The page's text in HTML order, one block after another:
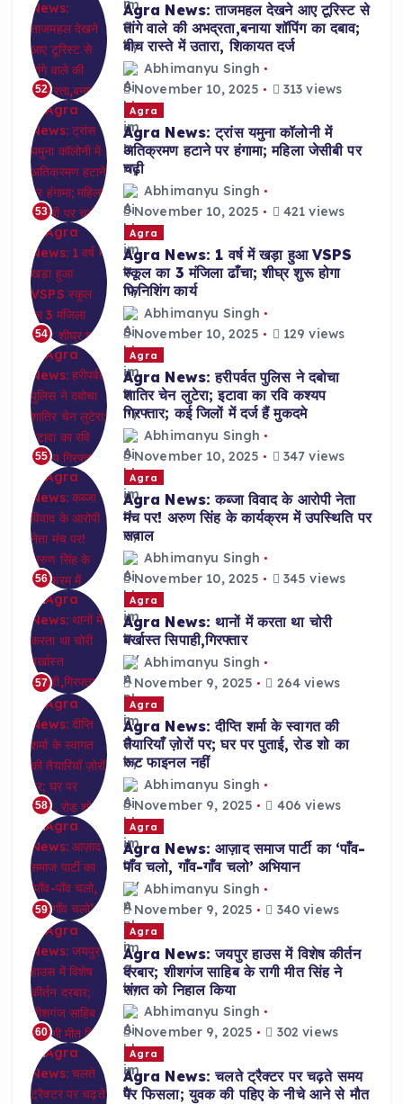
52
Agra News: ताजमहल देखने आए टूरिस्ट से
तांगे वाले की अभद्रता,बनाया शॉपिंग का दबाव;
बीच रास्ते में उतारा, शिकायत दर्ज
Abhimanyu Singh
November 10, 2025
313 views
53
Agra
Agra News: ट्रांस यमुना कॉलोनी में
अतिक्रमण हटाने पर हंगामा; महिला जेसीबी पर
चढ़ी
Abhimanyu Singh
November 10, 2025
421 views
54
Agra
Agra News: 1 वर्ष में खड़ा हुआ VSPS
स्कूल का 3 मंजिला ढाँचा; शीघ्र शुरू होगा
फिनिशिंग कार्य
Abhimanyu Singh
November 10, 2025
129 views
55
Agra
Agra News: हरीपर्वत पुलिस ने दबोचा
शातिर चेन लुटेरा; इटावा का रवि कश्यप
गिरफ्तार; कई जिलों में दर्ज हैं मुकदमे
Abhimanyu Singh
November 10, 2025
347 views
56
Agra
Agra News: कब्जा विवाद के आरोपी नेता
मंच पर! अरुण सिंह के कार्यक्रम में उपस्थिति पर
सवाल
Abhimanyu Singh
November 10, 2025
345 views
57
Agra
Agra News: थानों में करता था चोरी
बर्खास्त सिपाही,गिरफ्तार
Abhimanyu Singh
November 9, 2025
264 views
58
Agra
Agra News: दीप्ति शर्मा के स्वागत की
तैयारियाँ ज़ोरों पर; घर पर पुताई, रोड शो का
रूट फाइनल नहीं
Abhimanyu Singh
November 9, 2025
406 views
59
Agra
Agra News: आज़ाद समाज पार्टी का ‘पाँव-
पाँव चलो, गाँव-गाँव चलो’ अभियान
Abhimanyu Singh
November 9, 2025
340 views
60
Agra
Agra News: जयपुर हाउस में विशेष कीर्तन
दरबार; शीशगंज साहिब के रागी मीत सिंह ने
संगत को निहाल किया
Abhimanyu Singh
November 9, 2025
302 views
Agra
Agra News: चलते ट्रैक्टर पर चढ़ते समय
पैर फिसला; युवक की पहिए के नीचे आने से मौत